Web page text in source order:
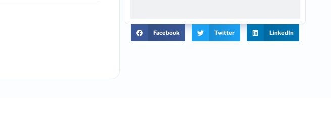
Facebook Twitter LinkedIn